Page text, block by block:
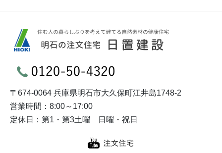
〒674-0064 兵庫県明石市大久保町江井島1748-2
営業時間：8:00～17:00
定休日：第1・第3土曜 日曜・祝日